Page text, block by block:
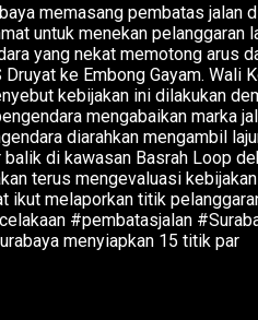
menyiapkan 15 titik par